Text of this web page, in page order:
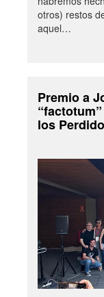
otros) restos
aquel…
Premio a
los